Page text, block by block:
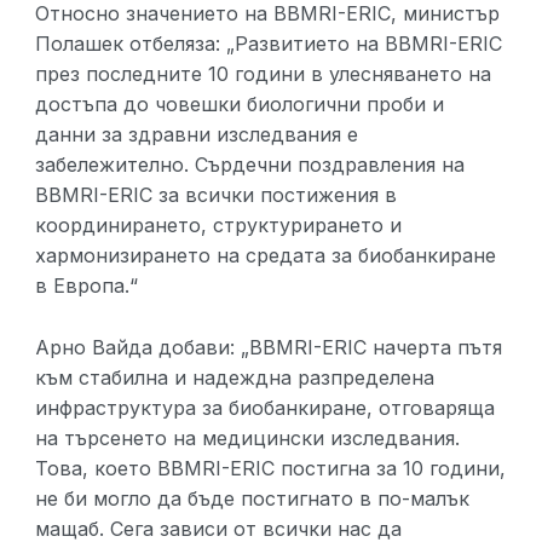
Относно значението на BBMRI-ERIC, министър
Полашек отбеляза: „Развитието на BBMRI-ERIC
през последните 10 години в улесняването на
достъпа до човешки биологични проби и
данни за здравни изследвания е
забележително. Сърдечни поздравления на
BBMRI-ERIC за всички постижения в
координирането, структурирането и
хармонизирането на средата за биобанкиране
в Европа.“
Арно Вайда добави: „BBMRI-ERIC начерта пътя
към стабилна и надеждна разпределена
инфраструктура за биобанкиране, отговаряща
на търсенето на медицински изследвания.
Това, което BBMRI-ERIC постигна за 10 години,
не би могло да бъде постигнато в по-малък
мащаб. Сега зависи от всички нас да